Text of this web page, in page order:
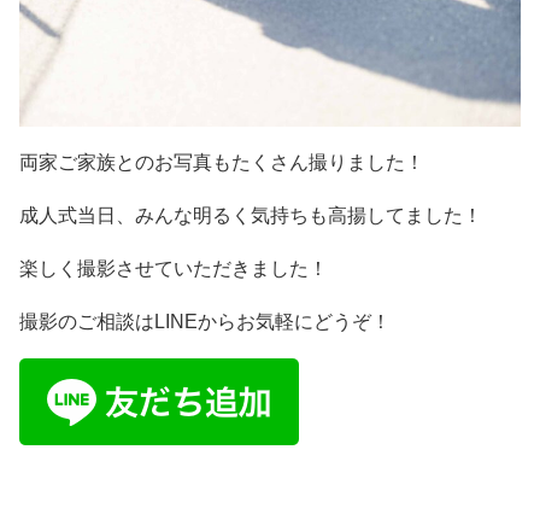
両家ご家族とのお写真もたくさん撮りました！
成人式当日、みんな明るく気持ちも高揚してました！
楽しく撮影させていただきました！
撮影のご相談はLINEからお気軽にどうぞ！